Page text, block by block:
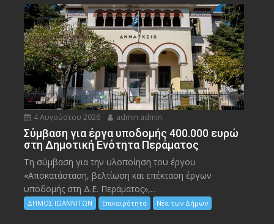
4 Αυγούστου 2026 admin admin
Σύμβαση για έργα υποδομής 400.000 ευρώ
στη Δημοτική Ενότητα Περάματος
Τη σύμβαση για την υλοποίηση του έργου
«Αποκατάσταση, βελτίωση και επέκταση έργων
υποδομής στη Δ.Ε. Περάματος»,...
ΔΗΜΟΣ ΙΩΑΝΝΙΤΩΝ Επικαιρότητα Νέα των Δήμων